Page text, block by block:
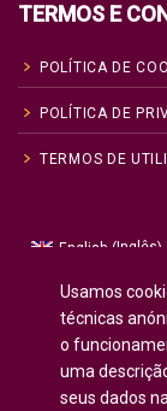
TERMOS E
POLÍTICA DE
POLÍTICA DE
TERMOS DE
English (Inglês)
Русский
Russo
Español(
Français(
Alemão
Usamos
técnicas
o
uma
seus dados